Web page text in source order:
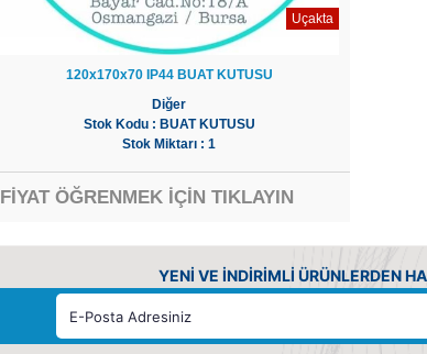
Uçakta
120x170x70 IP44 BUAT KUTUSU
Diğer
Stok Kodu : BUAT KUTUSU
Stok Miktarı : 1
FİYAT ÖĞRENMEK İÇİN TIKLAYIN
YENİ VE İNDİRİMLİ ÜRÜNLERDEN